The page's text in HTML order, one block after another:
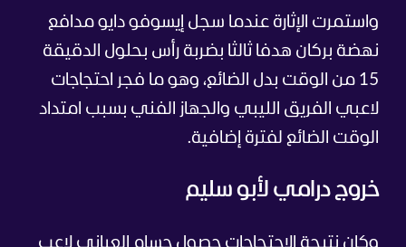
واستمرت الإثارة عندما سجل إيسوفو دايو مدافع
نهضة بركان هدفا ثالثا بضربة رأس بحلول الدقيقة
15 من الوقت بدل الضائع، وهو ما فجر احتجاجات
لاعبي الفريق الليبي والجهاز الفني بسبب امتداد
الوقت الضائع لفترة إضافية.
خروج درامي لأبو سليم
وكان نتيجة الاحتجاجات حصول حسام العباني لاعب